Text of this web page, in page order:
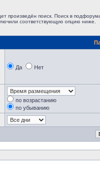
произведён поиск. Поиск в
соответствующую опцию ниже.
Да Нет
по возрастанию
по убыванию